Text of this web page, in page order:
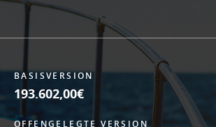
BASISVERSION
193.602,00€
OFFENGELEGTE VERSION